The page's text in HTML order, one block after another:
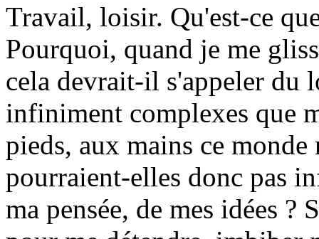
Travail, loisir. Qu'est-ce
Pourquoi, quand je me
cela devrait-il s'appeler du
infiniment complexes que
pieds, aux mains ce
pourraient-elles donc pas
ma pensée, de mes idées ?